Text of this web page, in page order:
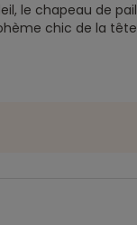
le chapeau de
chic de la